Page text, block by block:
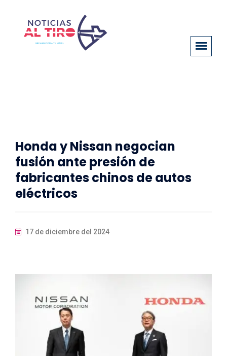
Honda y Nissan negocian
fusión ante presión de
fabricantes chinos de autos
eléctricos
17 de diciembre del 2024